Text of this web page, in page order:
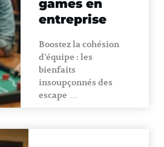
games en
entreprise
Boostez la cohésion
d’équipe : les
bienfaits
insoupçonnés des
escape …